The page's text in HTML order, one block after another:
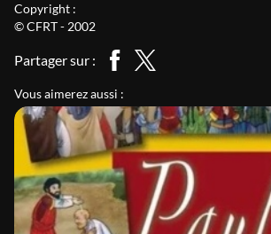
Copyright :
© CFRT - 2002
Partager sur :
Vous aimerez aussi :